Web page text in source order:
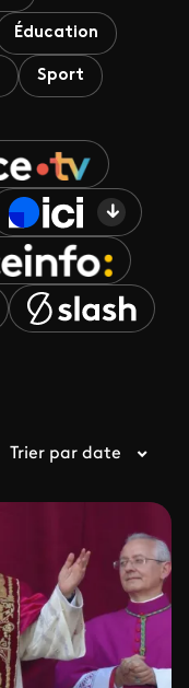
Éducation
Sport
Trier par date